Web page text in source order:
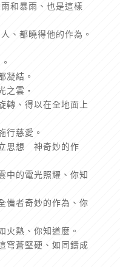
和暴雨、也是這樣
、都曉得他的作為。
結。
之雲‧
轉、得以在全地面上
行慈愛。
思想 神奇妙的作
的電光照耀、你知
備者奇妙的作為、你
火熱、你知道麼。
蒼堅硬、如同鑄成